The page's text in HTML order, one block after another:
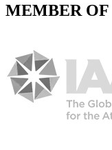
MEMBER OF